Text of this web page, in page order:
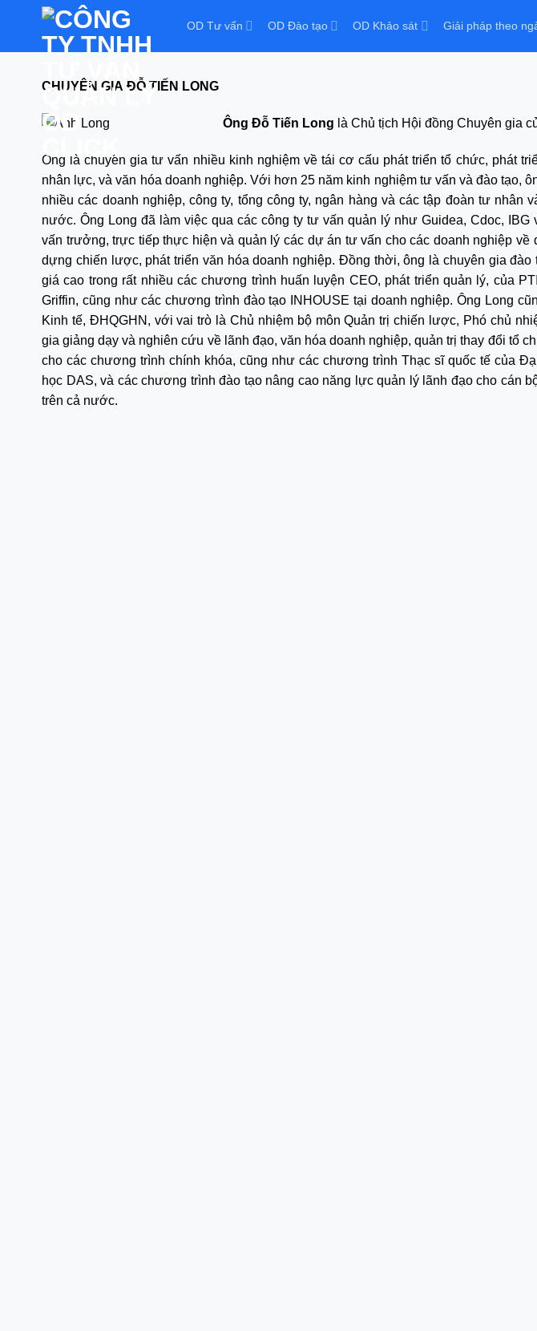
OD Tư vấn OD Đào tạo OD Khảo sát Giải pháp theo
CHUYÊN GIA ĐỖ TIẾN LONG
Ông Đỗ Tiến Long là Chủ tịch Hội đồng Chuyên gia
Ông là chuyên gia tư vấn nhiều kinh nghiệm về tái cơ cấu phát triển tổ chức, phát
nhân lực, và văn hóa doanh nghiệp. Với hơn 25 năm kinh nghiệm tư vấn và đào tạo,
nhiều các doanh nghiệp, công ty, tổng công ty, ngân hàng và các tập đoàn tư nhân
nước. Ông Long đã làm việc qua các công ty tư vấn quản lý như Guidea, Cdoc,
vấn trưởng, trực tiếp thực hiện và quản lý các dự án tư vấn cho các doanh nghiệp
dựng chiến lược, phát triển văn hóa doanh nghiệp. Đồng thời, ông là chuyên gia
giá cao trong rất nhiều các chương trình huấn luyện CEO, phát triển quản lý, của
Griffin, cũng như các chương trình đào tạo INHOUSE tại doanh nghiệp. Ông Long
Kinh tế, ĐHQGHN, với vai trò là Chủ nhiệm bộ môn Quản trị chiến lược, Phó chủ
gia giảng dạy và nghiên cứu về lãnh đạo, văn hóa doanh nghiệp, quản trị thay đổi tổ
cho các chương trình chính khóa, cũng như các chương trình Thạc sĩ quốc tế của
học DAS, và các chương trình đào tạo nâng cao năng lực quản lý lãnh đạo cho cán
trên cả nước.